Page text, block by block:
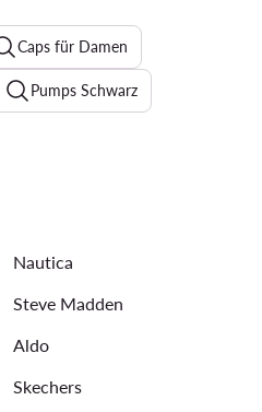
Caps für Damen
Pumps Schwarz
Nautica
Steve Madden
Aldo
Skechers